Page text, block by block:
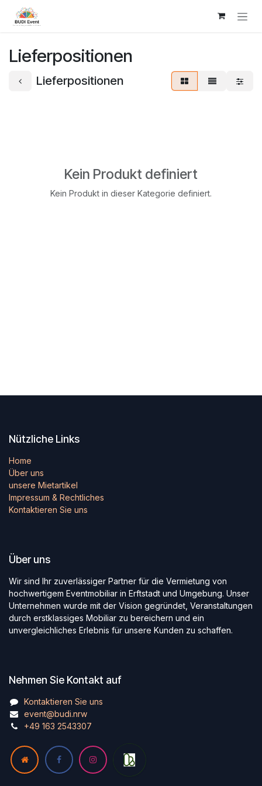
Zum Inhalt springen
Lieferpositionen
Lieferpositionen
Kein Produkt definiert
Kein Produkt in dieser Kategorie definiert.
Nützliche Links
Home
Über uns
unsere Mietartikel
Impressum & Rechtliches
Kontaktieren Sie uns
Über uns
Wir sind Ihr zuverlässiger Partner für die Vermietung von
hochwertigem Eventmobiliar in Erftstadt und Umgebung. Unser
Unternehmen wurde mit der Vision gegründet, Veranstaltungen
durch erstklassiges Mobiliar zu bereichern und ein
unvergleichliches Erlebnis für unsere Kunden zu schaffen.
Nehmen Sie Kontakt auf
Kontaktieren Sie uns
event@budi.nrw
+49 163 2543307